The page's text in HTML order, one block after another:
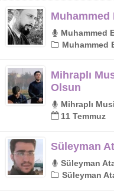
Muhammed
Muhammed
Muhammed
Mihraplı
Olsun
Mihraplı
11 Temmuz
Süleyman
Süleyman
Süleyman